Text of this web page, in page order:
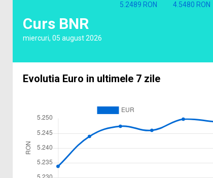
Curs BNR
miercuri, 05 august 2026
5.2489 RON 4.5480 RON
Evolutia Euro in ultimele 7 zile